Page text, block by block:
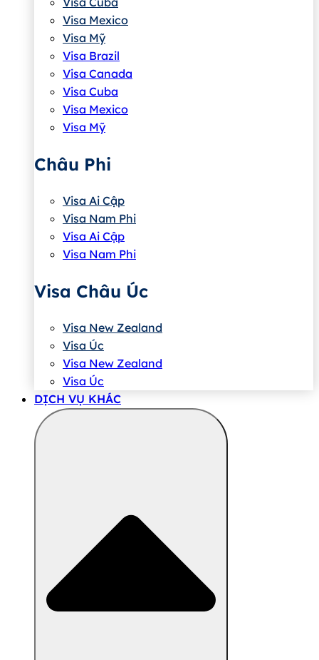
Visa Mexico
Visa Mỹ
Visa Brazil
Visa Canada
Visa Cuba
Visa Mexico
Visa Mỹ
Châu Phi
Visa Ai Cập
Visa Nam Phi
Visa Ai Cập
Visa Nam Phi
Visa Châu Úc
Visa New Zealand
Visa Úc
Visa New Zealand
Visa Úc
DỊCH VỤ KHÁC